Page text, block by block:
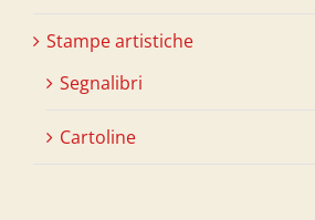
Stampe artistiche
Segnalibri
Cartoline